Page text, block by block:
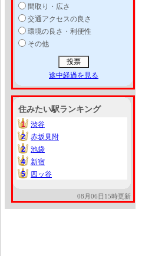
間取り・広さ
交通アクセスの良さ
環境の良さ・利便性
その他
途中経過を見る
住みたい駅ランキング
1
1
渋谷
2
2
赤坂見附
2
2
池袋
4
4
新宿
5
5 四ッ谷
08月06日15時更新